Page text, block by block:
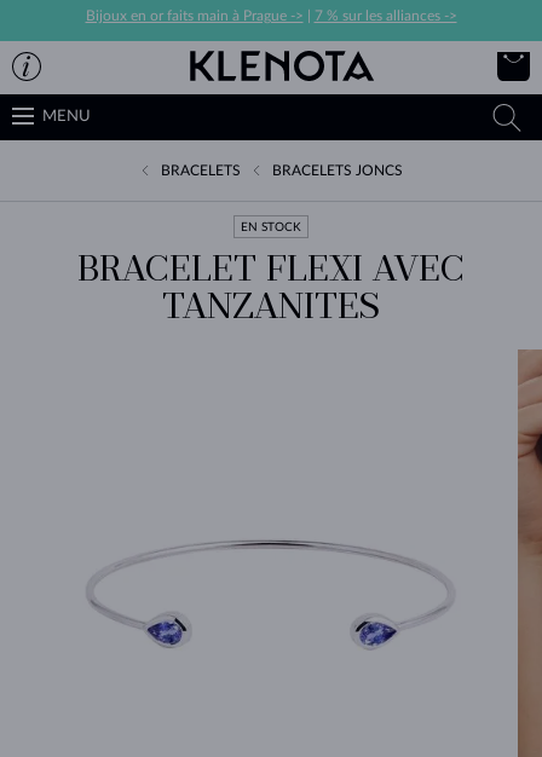
Bijoux en or faits main à Prague -> 7 % sur les alliances ->
MENU
BRACELETS BRACELETS JONCS
EN STOCK
BRACELET FLEXI AVEC
TANZANITES